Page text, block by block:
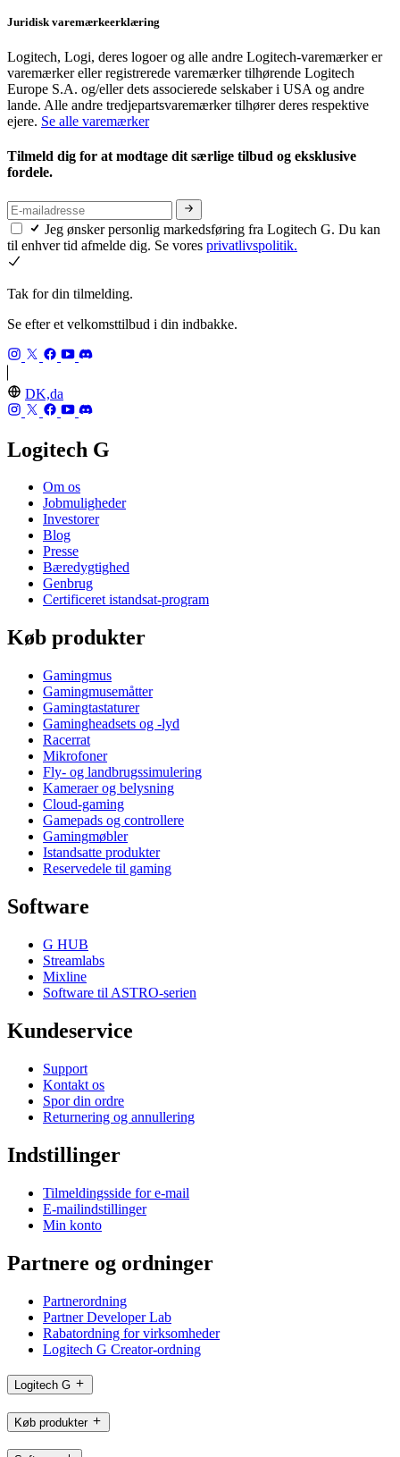
Juridisk varemærkeerklæring
Logitech, Logi, deres logoer og alle andre Logitech-varemærker er
varemærker eller registrerede varemærker tilhørende Logitech
Europe S.A. og/eller dets associerede selskaber i USA og andre
lande. Alle andre tredjepartsvaremærker tilhører deres respektive
ejere. Se alle varemærker
Tilmeld dig for at modtage dit særlige tilbud og eksklusive
fordele.
Jeg ønsker personlig markedsføring fra Logitech G. Du kan
til enhver tid afmelde dig. Se vores privatlivspolitik.
Tak for din tilmelding.
Se efter et velkomsttilbud i din indbakke.
DK,da
Logitech G
Om os
Jobmuligheder
Investorer
Blog
Presse
Bæredygtighed
Genbrug
Certificeret istandsat-program
Køb produkter
Gamingmus
Gamingmusemåtter
Gamingtastaturer
Gamingheadsets og -lyd
Racerrat
Mikrofoner
Fly- og landbrugssimulering
Kameraer og belysning
Cloud-gaming
Gamepads og controllere
Gamingmøbler
Istandsatte produkter
Reservedele til gaming
Software
G HUB
Streamlabs
Mixline
Software til ASTRO-serien
Kundeservice
Support
Kontakt os
Spor din ordre
Returnering og annullering
Indstillinger
Tilmeldingsside for e-mail
E-mailindstillinger
Min konto
Partnere og ordninger
Partnerordning
Partner Developer Lab
Rabatordning for virksomheder
Logitech G Creator-ordning
Logitech G
Køb produkter